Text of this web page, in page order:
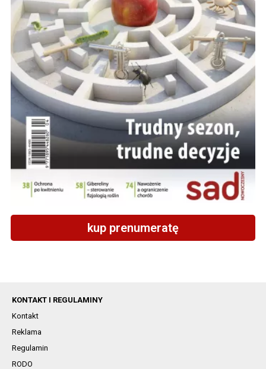
kup prenumeratę
KONTAKT I REGULAMINY
Kontakt
Reklama
Regulamin
RODO